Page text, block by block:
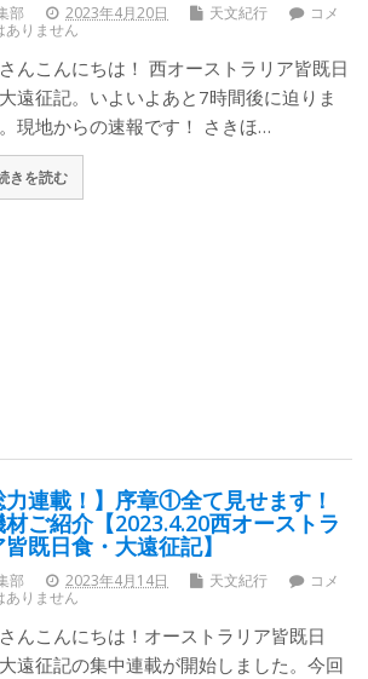
部 2023年4月20日 天文紀行
コメ
ありません
んこんにちは！ 西オーストラリア皆既日
遠征記。いよいよあと7時間後に迫りま
現地からの速報です！ さきほ…
きを読む
力連載！】序章①全て見せます！
材ご紹介【2023.4.20西オーストラ
皆既日食・大遠征記】
部 2023年4月14日 天文紀行
コメ
ありません
んこんにちは！オーストラリア皆既日
遠征記の集中連載が開始しました。今回